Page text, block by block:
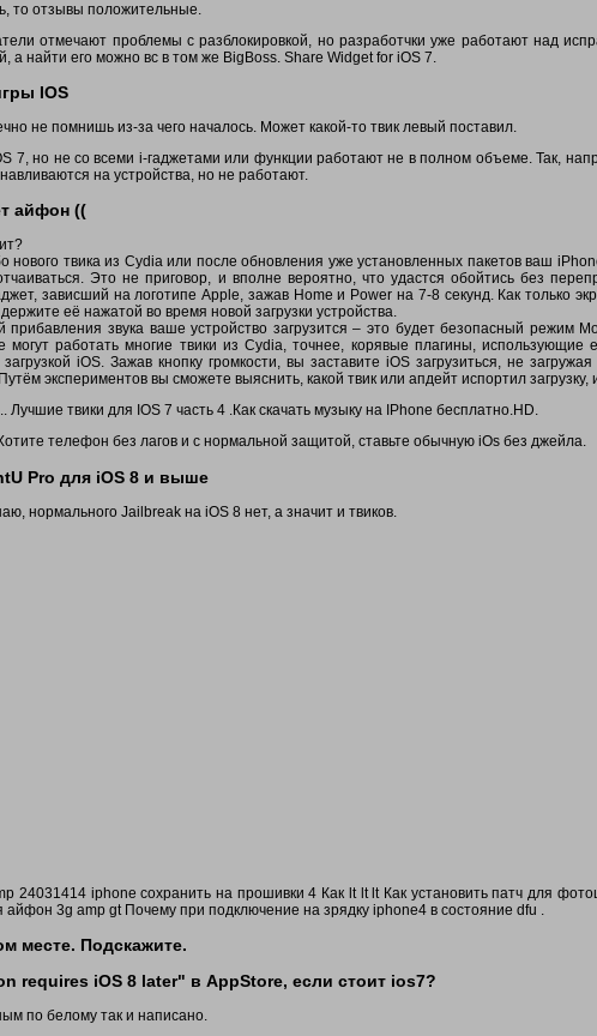
то отзывы положительные.
отмечают проблемы с разблокировкой, но разработчки уже работают над
а найти его можно вс в том же BigBoss. Share Widget for iOS 7.
IOS
не помнишь из-за чего началось. Может какой-то твик левый поставил.
7, но не со всеми i-гаджетами или функции работают не в полном объеме. Так,
на устройства, но не работают.
айфон ((
нового твика из Cydia или после обновления уже установленных пакетов ваш
Это не приговор, и вполне вероятно, что удастся обойтись без
зависший на логотипе Apple, зажав Home и Power на 7-8 секунд. Как только
её нажатой во время новой загрузки устройства.
прибавления звука ваше устройство загрузится – это будет безопасный режим
могут работать многие твики из Cydia, точнее, корявые плагины, использующие
iOS. Зажав кнопку громкости, вы заставите iOS загрузиться, не
экспериментов вы сможете выяснить, какой твик или апдейт испортил загрузку,
Лучшие твики для IOS 7 часть 4 .Как скачать музыку на IPhone бесплатно.HD.
телефон без лагов и с нормальной защитой, ставьте обычную iOs без джейла.
Pro для iOS 8 и выше
нормального Jailbreak на iOS 8 нет, а значит и твиков.
24031414 iphone сохранить на прошивки 4 Как lt lt lt Как установить патч для
3g amp gt Почему при подключение на зрядку iphone4 в состояние dfu .
месте. Подскажите.
requires iOS 8 later" в AppStore, если стоит ios7?
по белому так и написано.